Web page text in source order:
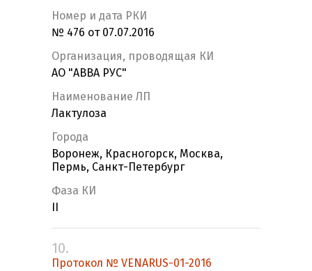
Номер и дата РКИ
№ 476 от 07.07.2016
Организация, проводящая КИ
АО "АВВА РУС"
Наименование ЛП
Лактулоза
Города
Воронеж, Красногорск, Москва,
Пермь, Санкт-Петербург
Фаза КИ
10.
Протокол № VENARUS-01-2016